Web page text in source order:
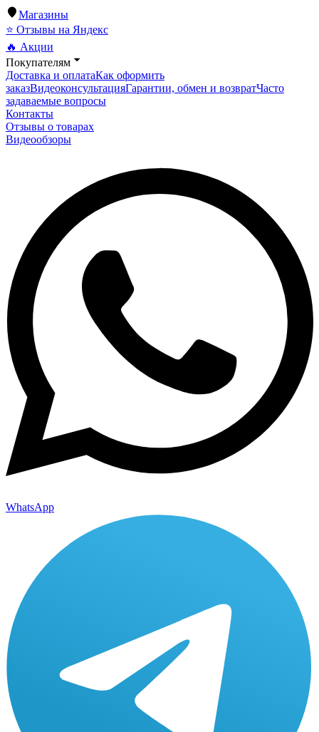
Магазины
⭐ Отзывы на Яндекс
🔥 Акции
Покупателям
Доставка и оплатаКак оформить
заказВидеоконсультацияГарантии, обмен и возвратЧасто
задаваемые вопросы
Контакты
Отзывы о товарах
Видеообзоры
WhatsApp